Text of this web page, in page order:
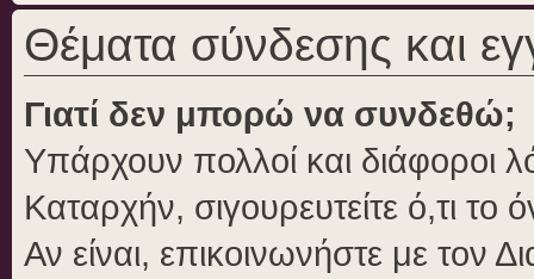
Θέματα σύνδεσης και
Γιατί δεν μπορώ να συνδεθώ;
Υπάρχουν πολλοί και διάφοροι
Καταρχήν, σιγουρευτείτε ό,τι
Αν είναι, επικοινωνήστε με τον